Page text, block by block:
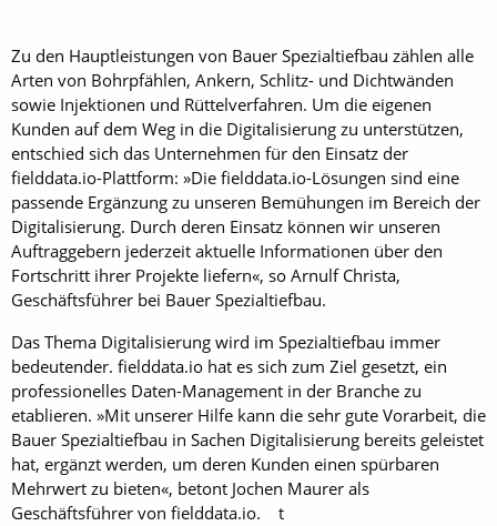
Zu den Hauptleistungen von Bauer Spezialtiefbau zählen alle
Arten von Bohrpfählen, Ankern, Schlitz- und Dichtwänden
sowie Injektionen und Rüttelverfahren. Um die eigenen
Kunden auf dem Weg in die Digitalisierung zu unterstützen,
entschied sich das Unternehmen für den Einsatz der
fielddata.io-Plattform: »Die fielddata.io-Lösungen sind eine
passende Ergänzung zu unseren Bemühungen im Bereich der
Digitalisierung. Durch deren Einsatz können wir unseren
Auftraggebern jederzeit aktuelle Informationen über den
Fortschritt ihrer Projekte liefern«, so Arnulf Christa,
Geschäftsführer bei Bauer Spezialtiefbau.
Das Thema Digitalisierung wird im Spezialtiefbau immer
bedeutender. fielddata.io hat es sich zum Ziel gesetzt, ein
professionelles Daten-Management in der Branche zu
etablieren. »Mit unserer Hilfe kann die sehr gute Vorarbeit, die
Bauer Spezialtiefbau in Sachen Digi­talisierung bereits geleistet
hat, ergänzt werden, um deren Kunden einen spürbaren
Mehrwert zu bieten«, betont Jochen Maurer als
Geschäftsführer von fielddata.io. t